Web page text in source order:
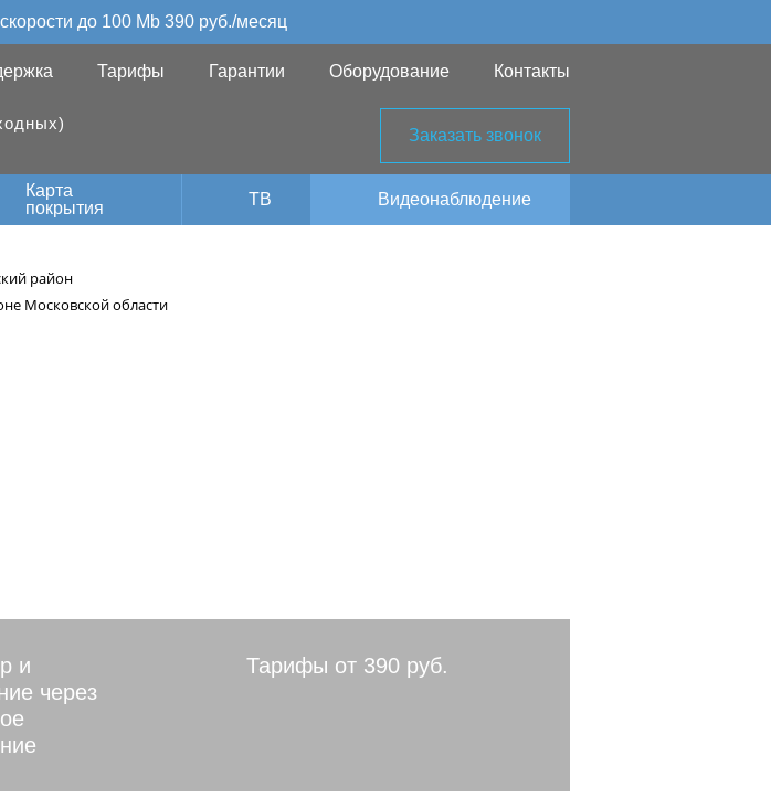
до 100 Mb 390 руб./месяц
Тарифы Гарантии Оборудование Контакты
Заказать звонок
Карта
покрытия
ТВ Видеонаблюдение
район
Московской области
и
через
Тарифы от 390 руб.